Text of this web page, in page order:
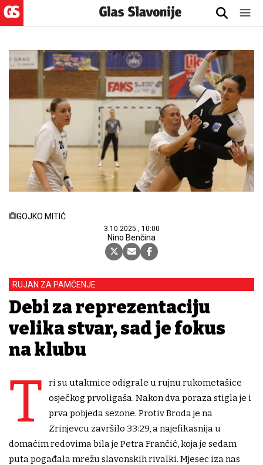
GOJKO MITIĆ
3.10.2025., 10:00
Nino Benčina
RUJAN ZA PAMĆENJE
Debi za reprezentaciju
velika stvar, sad je fokus
na klubu
T
ri su utakmice odigrale u rujnu rukometašice
osječkog prvoligaša. Nakon dva poraza stigla je i
prva pobjeda sezone. Protiv Broda je na
Zrinjevcu završilo 33:29, a najefikasnija u
domaćim redovima bila je Petra Frančić, koja je sedam
puta pogađala mrežu slavonskih rivalki. Mjesec iza nas